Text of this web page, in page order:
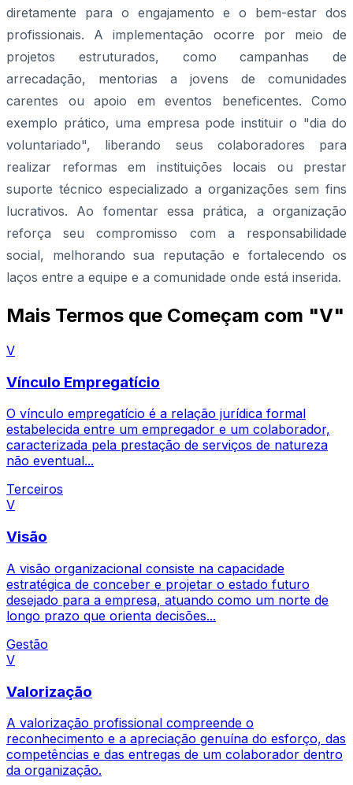
diretamente para o engajamento e o bem-estar dos
profissionais. A implementação ocorre por meio de
projetos estruturados, como campanhas de
arrecadação, mentorias a jovens de comunidades
carentes ou apoio em eventos beneficentes. Como
exemplo prático, uma empresa pode instituir o "dia do
voluntariado", liberando seus colaboradores para
realizar reformas em instituições locais ou prestar
suporte técnico especializado a organizações sem fins
lucrativos. Ao fomentar essa prática, a organização
reforça seu compromisso com a responsabilidade
social, melhorando sua reputação e fortalecendo os
laços entre a equipe e a comunidade onde está inserida.
Mais Termos que Começam com "V"
V
Vínculo Empregatício
O vínculo empregatício é a relação jurídica formal
estabelecida entre um empregador e um colaborador,
caracterizada pela prestação de serviços de natureza
não eventual...
Terceiros
V
Visão
A visão organizacional consiste na capacidade
estratégica de conceber e projetar o estado futuro
desejado para a empresa, atuando como um norte de
longo prazo que orienta decisões...
Gestão
V
Valorização
A valorização profissional compreende o
reconhecimento e a apreciação genuína do esforço, das
competências e das entregas de um colaborador dentro
da organização.